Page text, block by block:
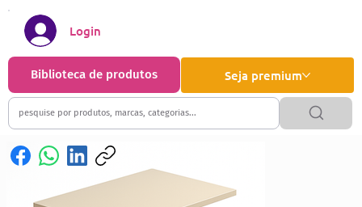
Seja premium
Biblioteca de produtos
Login